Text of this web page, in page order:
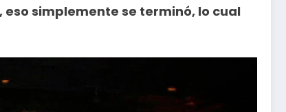
simplemente se terminó, lo cual